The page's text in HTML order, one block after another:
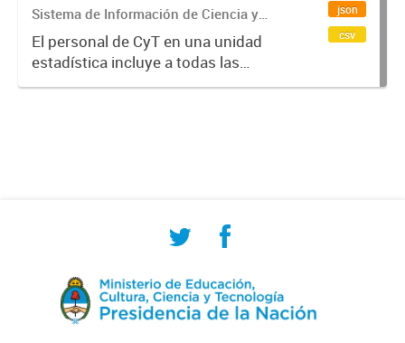
Sistema de Información de Ciencia y
Tecnología Argentino (SICYTAR)
El personal de CyT en una unidad
estadística incluye a todas las
personas involucradas
json
csv